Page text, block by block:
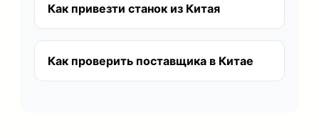
Как привезти станок из Китая
Как проверить поставщика в Китае